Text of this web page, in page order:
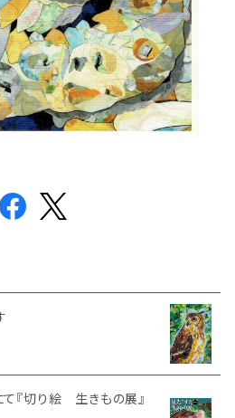
『切り絵 生きもの展』